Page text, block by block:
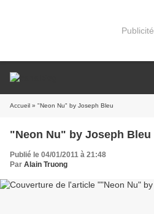
Publicité
Accueil » "Neon Nu" by Joseph Bleu
"Neon Nu" by Joseph Bleu
Publié le 04/01/2011 à 21:48
Par Alain Truong